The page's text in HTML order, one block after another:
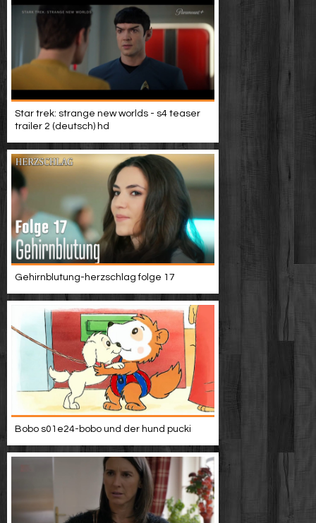
Star trek: strange new worlds - s4 teaser
trailer 2 (deutsch) hd
Gehirnblutung-herzschlag folge 17
Bobo s01e24-bobo und der hund pucki